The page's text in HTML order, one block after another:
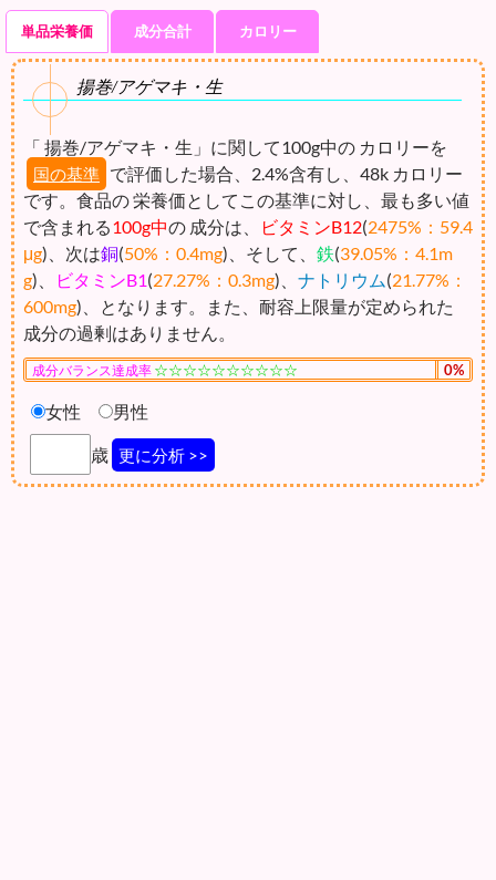
単品栄養価 成分合計 カロリー
揚巻/アゲマキ・生
「 揚巻/アゲマキ・生」に関して100g中の カロリーを
国の基準 で評価した場合、2.4%含有し、48k カロリー
です。食品の 栄養価としてこの基準に対し、最も多い値
で含まれる100g中の 成分は、 ビタミンB12(2475%：59.4
μg)、次は銅(50%：0.4mg)、そして、 鉄(39.05%：4.1m
g)、 ビタミンB1(27.27%：0.3mg)、 ナトリウム(21.77%：
600mg)、となります。また、耐容上限量が定められた
成分の過剰はありません。
成分バランス達成率 ☆☆☆☆☆☆☆☆☆☆ 0%
女性 男性
歳 更に分析 >>